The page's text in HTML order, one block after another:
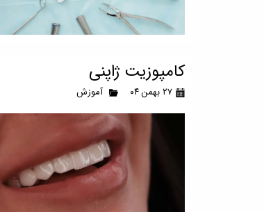
کامپوزیت ژاپنی
۲۷ بهمن ۰۴
آموزش